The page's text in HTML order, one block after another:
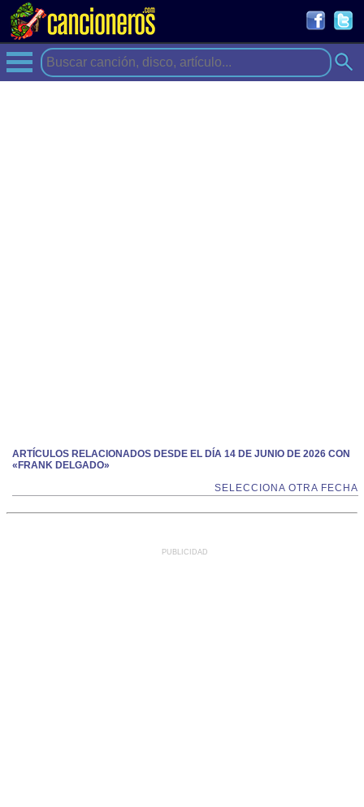
ARTÍCULOS RELACIONADOS DESDE EL DÍA 14 DE JUNIO DE 2026 CON
«FRANK DELGADO»
SELECCIONA OTRA FECHA
PUBLICIDAD